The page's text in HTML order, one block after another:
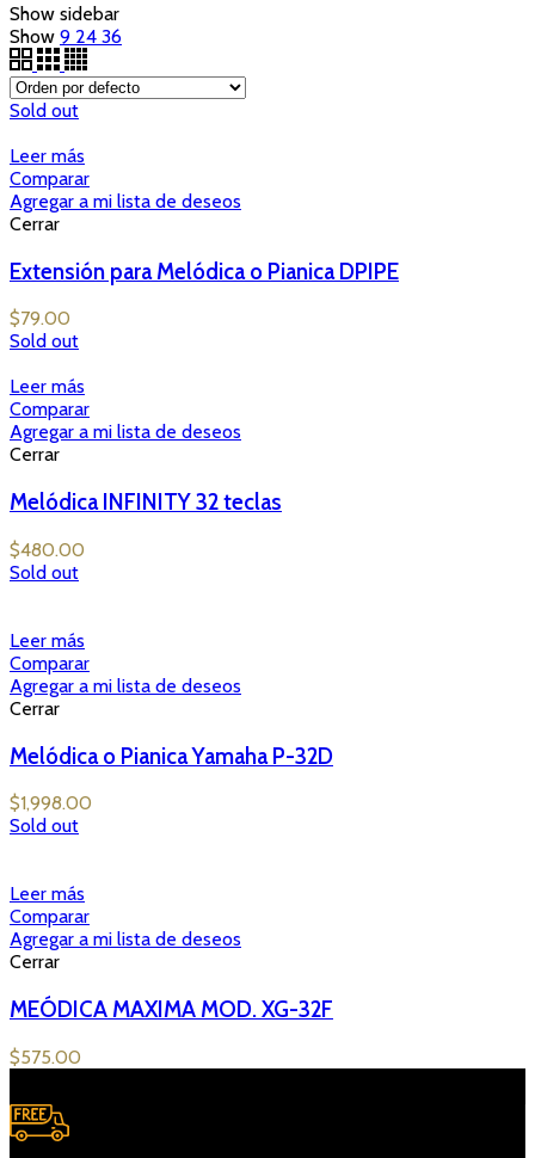
Show sidebar
Show 9 24 36
Sold out
Leer más
Comparar
Agregar a mi lista de deseos
Cerrar
Extensión para Melódica o Pianica DPIPE
$79.00
Sold out
Leer más
Comparar
Agregar a mi lista de deseos
Cerrar
Melódica INFINITY 32 teclas
$480.00
Sold out
Leer más
Comparar
Agregar a mi lista de deseos
Cerrar
Melódica o Pianica Yamaha P-32D
$1,998.00
Sold out
Leer más
Comparar
Agregar a mi lista de deseos
Cerrar
MEÓDICA MAXIMA MOD. XG-32F
$575.00